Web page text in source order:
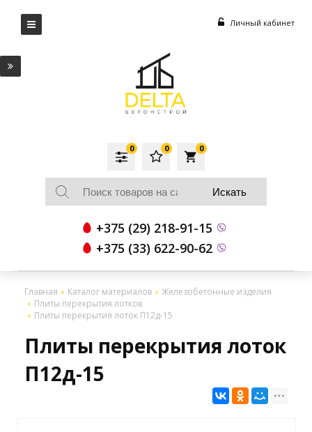
Личный кабинет
local_grocery_store
0
0
0
+375 (29) 218-91-15
+375 (33) 622-90-62
Главная Каталог материалов
Железобетонные изделия
Плиты перекрытия лотков
Плиты перекрытия лоток П12д-15
Плиты перекрытия лоток
П12д-15